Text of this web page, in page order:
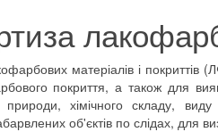
матеріалів і
покриття, а також для
природи, хімічного складу,
об'єктів по слідах, для